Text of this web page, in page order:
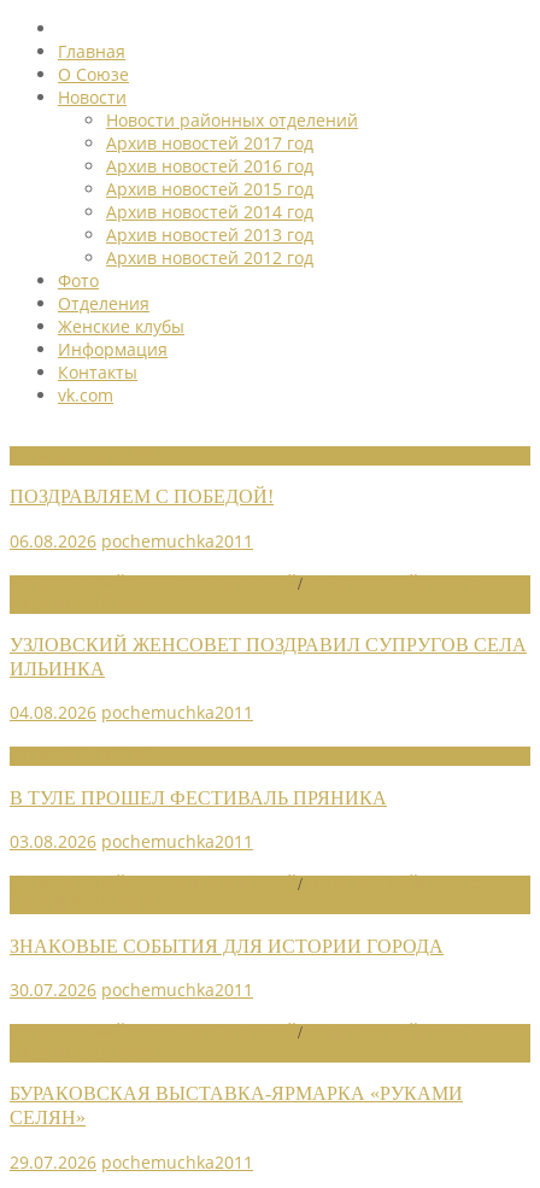
Главная
О Союзе
Новости
Новости районных отделений
Архив новостей 2017 год
Архив новостей 2016 год
Архив новостей 2015 год
Архив новостей 2014 год
Архив новостей 2013 год
Архив новостей 2012 год
Фото
Отделения
Женские клубы
Информация
Контакты
vk.com
ПОЗДРАВЛЯЕМ С ПОБЕДОЙ!
06.08.2026 pochemuchka2011
/
УЗЛОВСКИЙ ЖЕНСОВЕТ ПОЗДРАВИЛ СУПРУГОВ СЕЛА
ИЛЬИНКА
04.08.2026 pochemuchka2011
В ТУЛЕ ПРОШЕЛ ФЕСТИВАЛЬ ПРЯНИКА
03.08.2026 pochemuchka2011
/
ЗНАКОВЫЕ СОБЫТИЯ ДЛЯ ИСТОРИИ ГОРОДА
30.07.2026 pochemuchka2011
/
БУРАКОВСКАЯ ВЫСТАВКА-ЯРМАРКА «РУКАМИ
СЕЛЯН»
29.07.2026 pochemuchka2011